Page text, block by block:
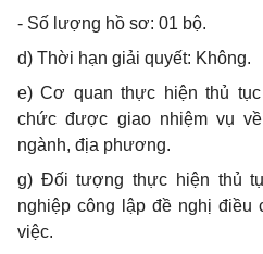
- Số lượng hồ sơ: 01 bộ.
d) Thời hạn giải quyết: Không.
e) Cơ quan thực hiện thủ
chức được giao nhiệm vụ
ngành, địa phương.
g) Đối tượng thực hiện thủ
nghiệp công lập đề nghị
việc.